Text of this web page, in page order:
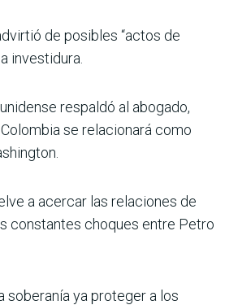
de posibles “actos de
investidura.
respaldó al abogado,
se relacionará como
a acercar las relaciones de
constantes choques entre Petro
soberanía ya proteger a los